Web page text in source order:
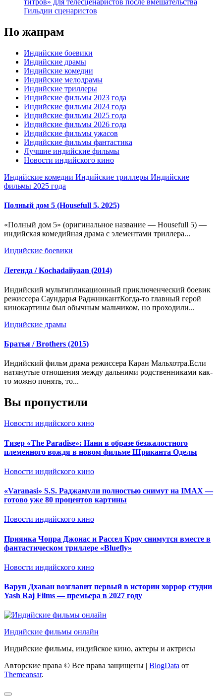
титров» для телесценаристов после вмешательства
Гильдии сценаристов
По жанрам
Индийские боевики
Индийские драмы
Индийские комедии
Индийские мелодрамы
Индийские триллеры
Индийские фильмы 2023 года
Индийские фильмы 2024 года
Индийские фильмы 2025 года
Индийские фильмы 2026 года
Индийские фильмы ужасов
Индийские фильмы фантастика
Лучшие индийские фильмы
Новости индийского кино
Индийские комедии Индийские триллеры Индийские
фильмы 2025 года
Полный дом 5 (Housefull 5, 2025)
«Полный дом 5» (оригинальное название — Housefull 5) —
индийская комедийная драма с элементами триллера...
Индийские боевики
Легенда / Kochadaiiyaan (2014)
Индийский мультипликационный приключенческий боевик
режиссера Саундарья РаджникантКогда-то главный герой
кинокартины был обычным мальчиком, но проходили...
Индийские драмы
Братья / Brothers (2015)
Индийский фильм драма режиссера Каран Мальхотра.Если
натянутые отношения между дальними родственниками как-
то можно понять, то...
Вы пропустили
Новости индийского кино
Тизер «The Paradise»: Нани в образе безжалостного
племенного вождя в новом фильме Шриканта Оделы
Новости индийского кино
«Varanasi» S.S. Раджамули полностью снимут на IMAX —
готово уже 80 процентов картины
Новости индийского кино
Приянка Чопра Джонас и Рассел Кроу снимутся вместе в
фантастическом триллере «Bluefly»
Новости индийского кино
Варун Дхаван возглавит первый в истории хоррор студии
Yash Raj Films — премьера в 2027 году
Индийские фильмы онлайн
Индийские фильмы, индийское кино, актеры и актрисы
Авторские права © Все права защищены | BlogData от
Themeansar.